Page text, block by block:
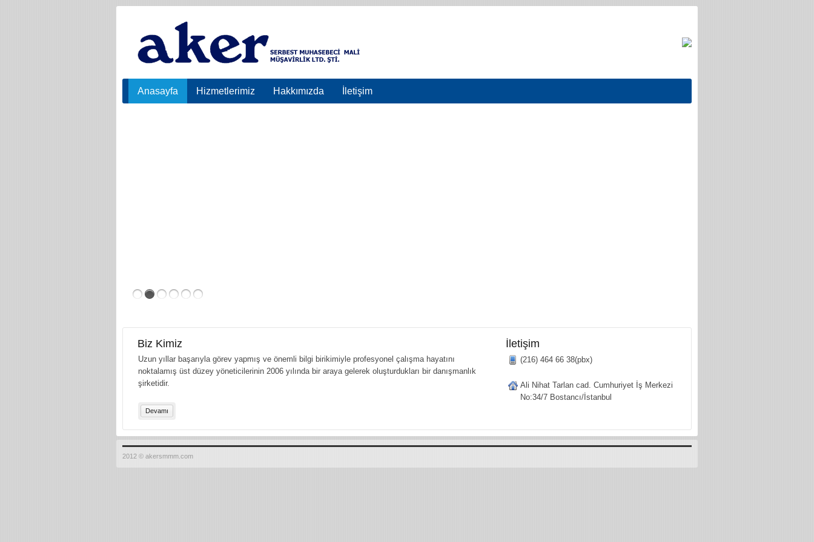
Anasayfa Hizmetlerimiz Hakkımızda İletişim
Biz Kimiz
Uzun yıllar başarıyla görev yapmış ve önemli bilgi birikimiyle profesyonel çalışma hayatını
noktalamış üst düzey yöneticilerinin 2006 yılında bir araya gelerek oluşturdukları bir danışmanlık
şirketidir.
Devamı
İletişim
(216) 464 66 38(pbx)
Ali Nihat Tarlan cad. Cumhuriyet İş Merkezi
No:34/7 Bostancı/İstanbul
2012 © akersmmm.com